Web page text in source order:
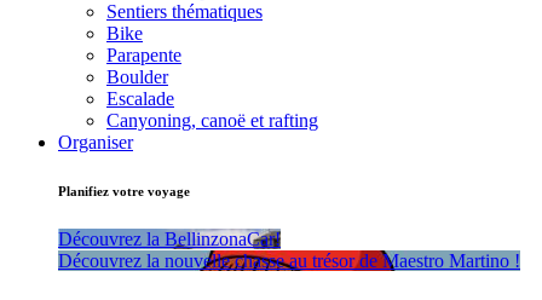
Sentiers thématiques
Bike
Parapente
Boulder
Escalade
Canyoning, canoë et rafting
Organiser
Planifiez votre voyage
Découvrez la BellinzonaCar!
Découvrez la nouvelle chasse au trésor de Maestro Martino !